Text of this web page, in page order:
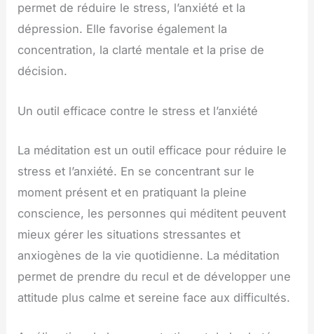
permet de réduire le stress, l’anxiété et la
dépression. Elle favorise également la
concentration, la clarté mentale et la prise de
décision.
Un outil efficace contre le stress et l’anxiété
La méditation est un outil efficace pour réduire le
stress et l’anxiété. En se concentrant sur le
moment présent et en pratiquant la pleine
conscience, les personnes qui méditent peuvent
mieux gérer les situations stressantes et
anxiogènes de la vie quotidienne. La méditation
permet de prendre du recul et de développer une
attitude plus calme et sereine face aux difficultés.